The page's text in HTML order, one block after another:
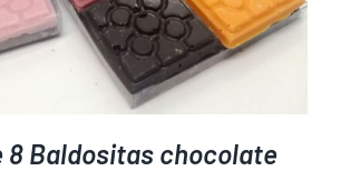
8 Baldositas chocolate